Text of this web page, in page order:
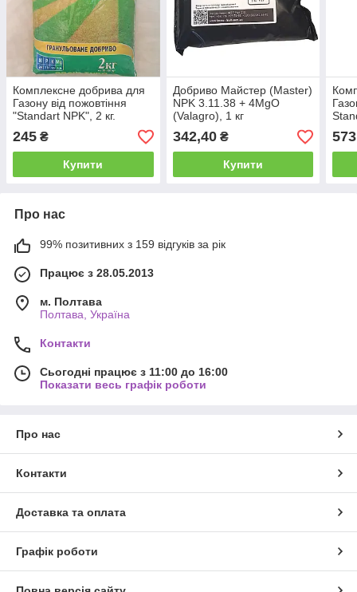
Комплексне добрива для
Газону від пожовтіння
"Standart NPK", 2 кг.
245 ₴
Купити
Добриво Майстер (Master)
NPK 3.11.38 + 4MgO
(Valagro), 1 кг
342,40₴
Купити
573
Про нас
99% позитивних з 159 відгуків за рік
Працює з 28.05.2013
м. Полтава
Полтава, Україна
Контакти
Сьогодні працює з 11:00 до 16:00
Показати весь графік роботи
Про нас
Контакти
Доставка та оплата
Графік роботи